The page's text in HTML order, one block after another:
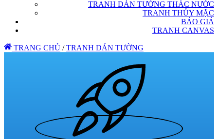
TRANH DÁN TƯỜNG THÁC NƯỚC
TRANH THỦY MẶC
BÁO GIÁ
TRANH CANVAS
TRANG CHỦ / TRANH DÁN TƯỜNG